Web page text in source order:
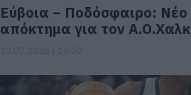
Εύβοια – Ποδόσφαιρο:
απόκτημα για τον